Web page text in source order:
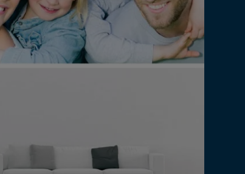
Um fortfahren zu können,müssen Sie eine Cookie-Auswahl treffen.
erhalten Sie eine Erläuterung der verschiedenen Optionen und ihrer
Alles zulassen:
Jedes Cookie wie z.B. Tracking- und Analytische-Cookies sowie
Inhalte.
Auswahl erlauben:
Es werden nur Drittanbieter-Inhalte oder die Cookie-Arten zugelassen